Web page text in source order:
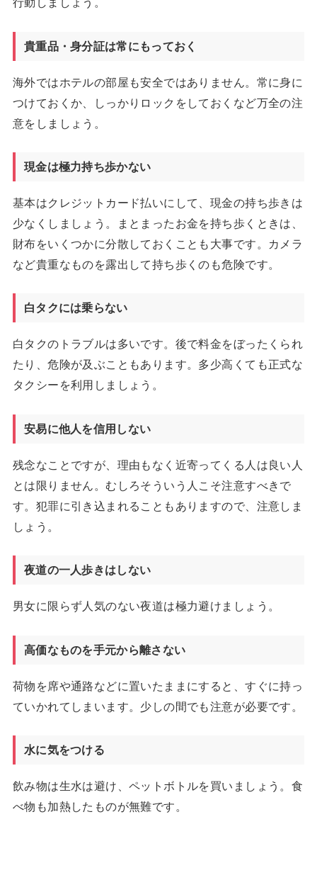
貴重品・身分証は常にもっておく
海外ではホテルの部屋も安全ではありません。常に身に
つけておくか、しっかりロックをしておくなど万全の注
意をしましょう。
現金は極力持ち歩かない
基本はクレジットカード払いにして、現金の持ち歩きは
少なくしましょう。まとまったお金を持ち歩くときは、
財布をいくつかに分散しておくことも大事です。カメラ
など貴重なものを露出して持ち歩くのも危険です。
白タクには乗らない
白タクのトラブルは多いです。後で料金をぼったくられ
たり、危険が及ぶこともあります。多少高くても正式な
タクシーを利用しましょう。
安易に他人を信用しない
残念なことですが、理由もなく近寄ってくる人は良い人
とは限りません。むしろそういう人こそ注意すべきで
す。犯罪に引き込まれることもありますので、注意しま
しょう。
夜道の一人歩きはしない
男女に限らず人気のない夜道は極力避けましょう。
高価なものを手元から離さない
荷物を席や通路などに置いたままにすると、すぐに持っ
ていかれてしまいます。少しの間でも注意が必要です。
水に気をつける
飲み物は生水は避け、ペットボトルを買いましょう。食
べ物も加熱したものが無難です。